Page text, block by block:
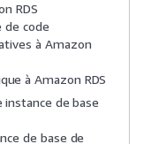
RDS
code
à Amazon
à Amazon RDS
de base
de base de